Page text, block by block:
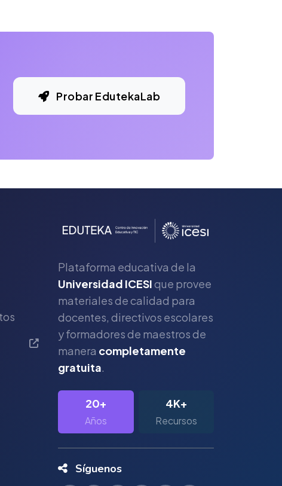
Probar EdutekaLab
Plataforma educativa de la
Universidad ICESIque provee
materiales de calidad para
docentes, directivos escolares
y formadores de maestros de
manera completamente
gratuita.
20+
Años
4K+
Recursos
Síguenos